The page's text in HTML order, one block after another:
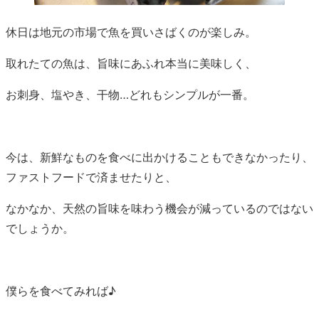
休日は地元の市場で魚を買いさばくのが楽しみ。
取れたての魚は、旨味にあふれ本当に美味しく、
お刺身、塩やき、干物…どれもシンプルが一番。
今は、新鮮なものを食べに出かけることもできなかったり、
ファストフードで済ませたりと、
なかなか、天然の旨味を味わう機会が減っているのではない
でしょうか。
僕らを食べてみれば♪